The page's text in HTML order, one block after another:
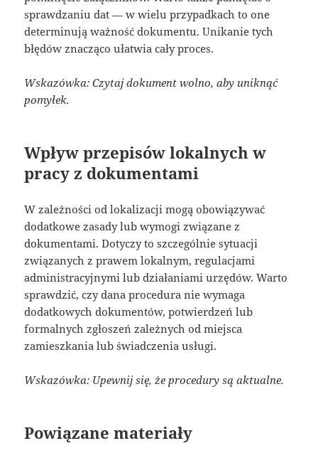
sprawdzaniu dat — w wielu przypadkach to one
determinują ważność dokumentu. Unikanie tych
błędów znacząco ułatwia cały proces.
Wskazówka: Czytaj dokument wolno, aby uniknąć
pomyłek.
Wpływ przepisów lokalnych w
pracy z dokumentami
W zależności od lokalizacji mogą obowiązywać
dodatkowe zasady lub wymogi związane z
dokumentami. Dotyczy to szczególnie sytuacji
związanych z prawem lokalnym, regulacjami
administracyjnymi lub działaniami urzędów. Warto
sprawdzić, czy dana procedura nie wymaga
dodatkowych dokumentów, potwierdzeń lub
formalnych zgłoszeń zależnych od miejsca
zamieszkania lub świadczenia usługi.
Wskazówka: Upewnij się, że procedury są aktualne.
Powiązane materiały